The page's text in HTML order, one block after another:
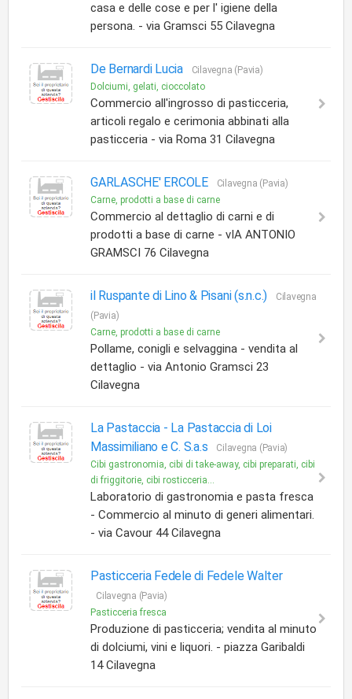
casa e delle cose e per l' igiene della
persona. - via Gramsci 55 Cilavegna
De Bernardi Lucia
Cilavegna (Pavia)
Dolciumi, gelati, cioccolato
Commercio all'ingrosso di pasticceria,
articoli regalo e cerimonia abbinati alla
pasticceria - via Roma 31 Cilavegna
GARLASCHE' ERCOLE
Cilavegna (Pavia)
Carne, prodotti a base di carne
Commercio al dettaglio di carni e di
prodotti a base di carne - vIA ANTONIO
GRAMSCI 76 Cilavegna
il Ruspante di Lino & Pisani (s.n.c.)
Cilavegna
(Pavia)
Carne, prodotti a base di carne
Pollame, conigli e selvaggina - vendita al
dettaglio - via Antonio Gramsci 23
Cilavegna
La Pastaccia - La Pastaccia di Loi
Massimiliano e C. S.a.s
Cilavegna (Pavia)
Cibi gastronomia, cibi di take-away, cibi preparati, cibi
di friggitorie, cibi rosticceria...
Laboratorio di gastronomia e pasta fresca
- Commercio al minuto di generi alimentari.
- via Cavour 44 Cilavegna
Pasticceria Fedele di Fedele Walter
Cilavegna (Pavia)
Pasticceria fresca
Produzione di pasticceria; vendita al minuto
di dolciumi, vini e liquori. - piazza Garibaldi
14 Cilavegna